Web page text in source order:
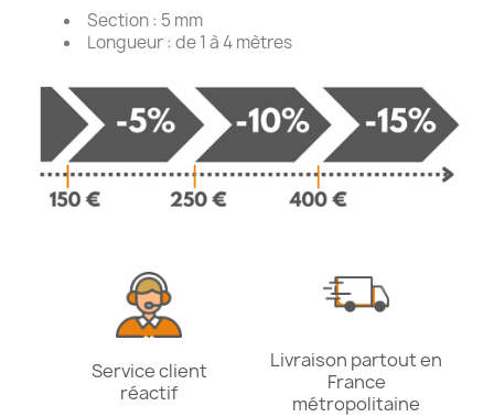
Section : 5 mm
Longueur : de 1 à 4 mètres
Service client
réactif
Livraison partout en
France
métropolitaine